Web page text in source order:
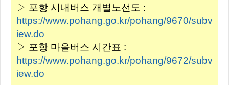
▷ 포항 시내버스 개별노선도 :
https://www.pohang.go.kr/pohang/9670/subv
iew.do
▷ 포항 마을버스 시간표 :
https://www.pohang.go.kr/pohang/9672/subv
iew.do